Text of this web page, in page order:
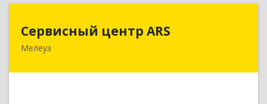
Сервисный центр ARS
Мелеуз